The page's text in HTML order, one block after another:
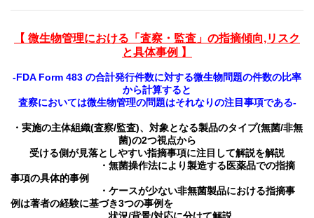
【 微生物管理における「査察・監査」の指摘傾向,リスク
と具体事例 】
-FDA Form 483 の合計発行件数に対する微生物問題の件数の比率
から計算すると
査察においては微生物管理の問題はそれなりの注目事項である-
・実施の主体組織(査察/監査)、対象となる製品のタイプ(無菌/非無
菌)の2つ視点から
受ける側が見落としやすい指摘事項に注目して解説を解説
・無菌操作法により製造する医薬品での指摘
事項の具体的事例
・ケースが少ない非無菌製品における指摘事
例は著者の経験に基づき3つの事例を
状況/背景/対応に分けて解説